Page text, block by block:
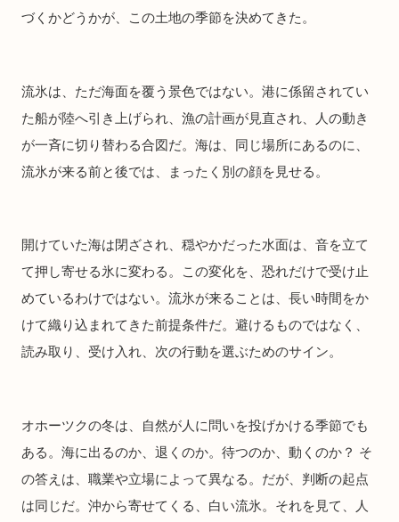
づくかどうかが、この土地の季節を決めてきた。
流氷は、ただ海面を覆う景色ではない。港に係留されてい
た船が陸へ引き上げられ、漁の計画が見直され、人の動き
が一斉に切り替わる合図だ。海は、同じ場所にあるのに、
流氷が来る前と後では、まったく別の顔を見せる。
開けていた海は閉ざされ、穏やかだった水面は、音を立て
て押し寄せる氷に変わる。この変化を、恐れだけで受け止
めているわけではない。流氷が来ることは、長い時間をか
けて織り込まれてきた前提条件だ。避けるものではなく、
読み取り、受け入れ、次の行動を選ぶためのサイン。
オホーツクの冬は、自然が人に問いを投げかける季節でも
ある。海に出るのか、退くのか。待つのか、動くのか？ そ
の答えは、職業や立場によって異なる。だが、判断の起点
は同じだ。沖から寄せてくる、白い流氷。それを見て、人